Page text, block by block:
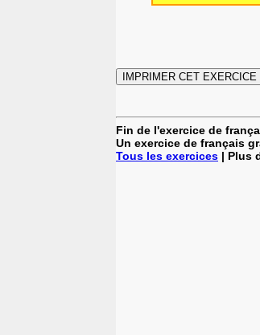
Fin de l'exercice de
Un exercice de français
Tous les exercices | Plus